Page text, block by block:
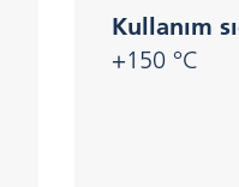
Kullanım
+150 °C